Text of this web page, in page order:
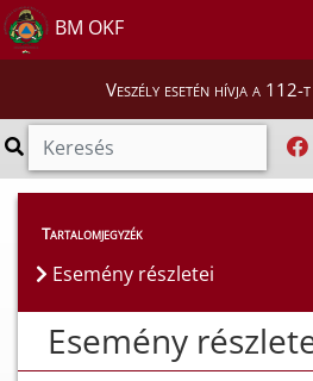
BM OKF
Veszély esetén hívja a
Esemény részletei
Tartalomjegyzék
Esemény részletei
Esemény